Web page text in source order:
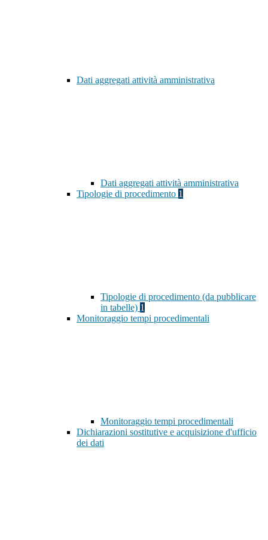
Dati aggregati attività amministrativa
Dati aggregati attività amministrativa
Tipologie di procedimento 1
Tipologie di procedimento (da pubblicare
in tabelle) 1
Monitoraggio tempi procedimentali
Monitoraggio tempi procedimentali
Dichiarazioni sostitutive e acquisizione d'ufficio
dei dati